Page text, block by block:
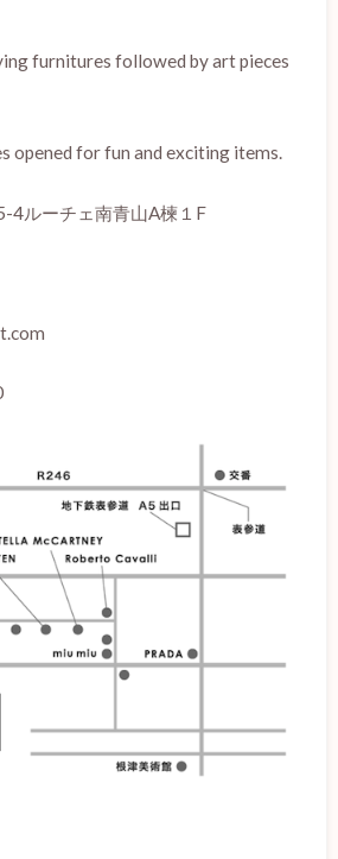
furnitures followed by art pieces
opened for fun and exciting items.
4ルーチェ南青山A楝１F